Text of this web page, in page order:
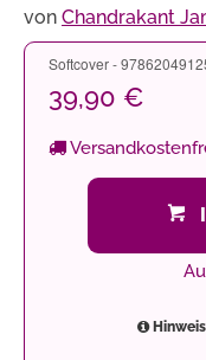
von Chandrakant
Softcover -
39,90 €